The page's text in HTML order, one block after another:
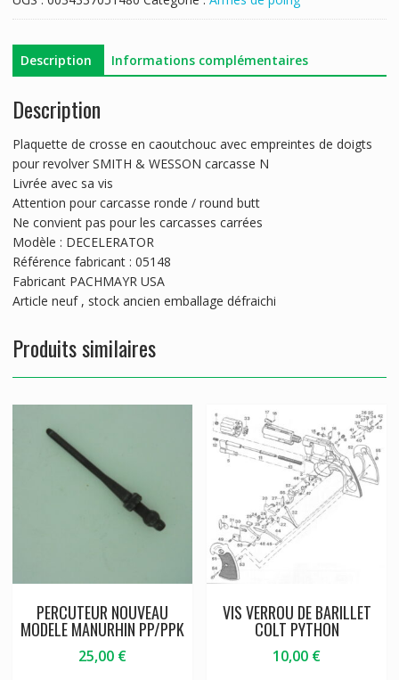
Description Informations complémentaires
Description
Plaquette de crosse en caoutchouc avec empreintes de doigts
pour revolver SMITH & WESSON carcasse N
Livrée avec sa vis
Attention pour carcasse ronde / round butt
Ne convient pas pour les carcasses carrées
Modèle : DECELERATOR
Référence fabricant : 05148
Fabricant PACHMAYR USA
Article neuf , stock ancien emballage défraichi
Produits similaires
PERCUTEUR NOUVEAU
MODELE MANURHIN PP/PPK
25,00 €
VIS VERROU DE BARILLET
COLT PYTHON
10,00 €